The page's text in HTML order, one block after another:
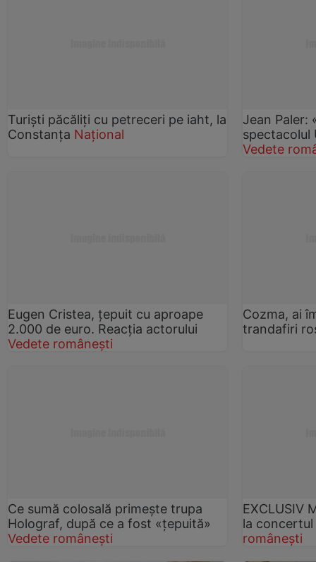
Turiști păcăliți cu petreceri pe iaht, la
Constanța Național
Jean Paler:
spectacolul
Vedete
Eugen Cristea, țepuit cu aproape
2.000 de euro. Reacția actorului
Vedete românești
Cozma, ai
trandafiri
Ce sumă colosală primește trupa
Holograf, după ce a fost «țepuită»
Vedete românești
EXCLUSIV
la
românești